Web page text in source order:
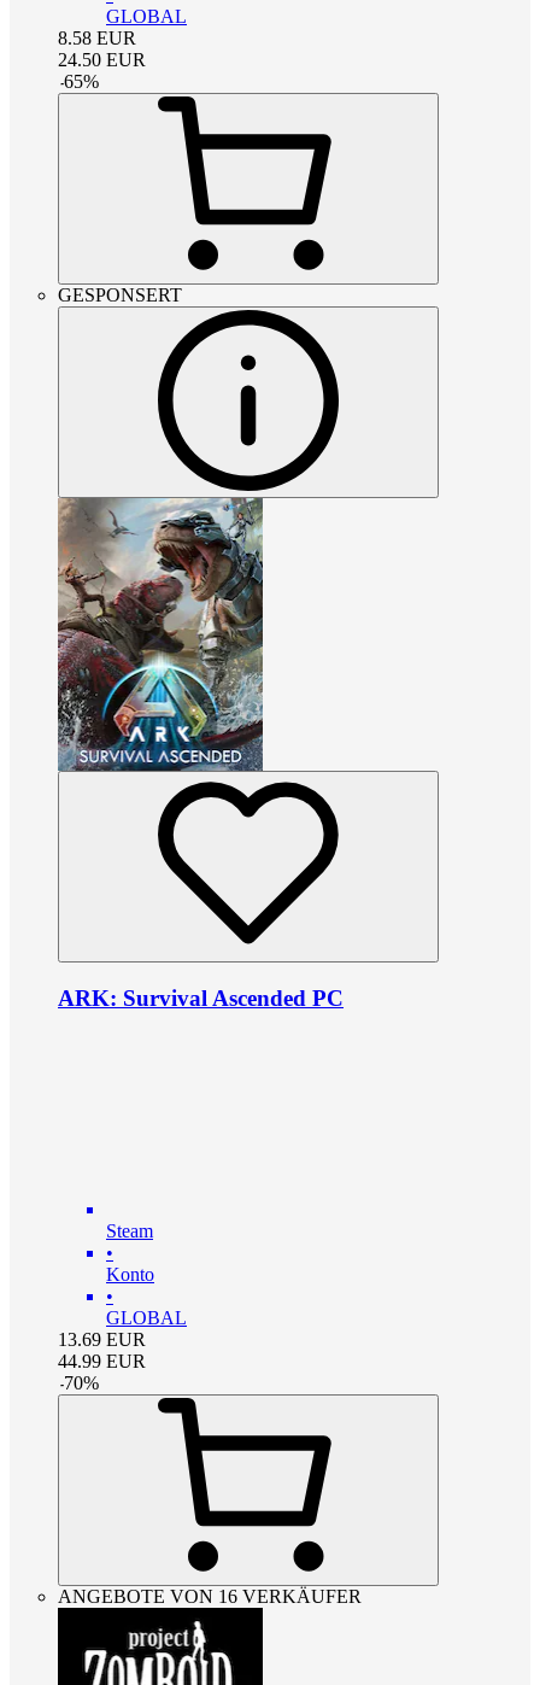
GLOBAL
8.58 EUR
24.50 EUR
-65%
GESPONSERT
ARK: Survival Ascended PC
Steam
•
Konto
•
GLOBAL
13.69 EUR
44.99 EUR
-70%
ANGEBOTE VON 16 VERKÄUFER